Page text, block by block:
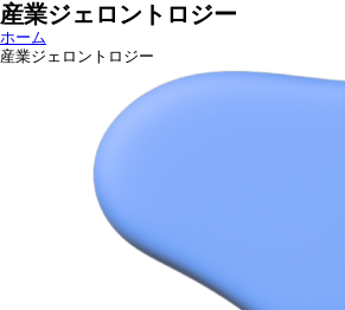
産業ジェロントロジー
ホーム
産業ジェロントロジー